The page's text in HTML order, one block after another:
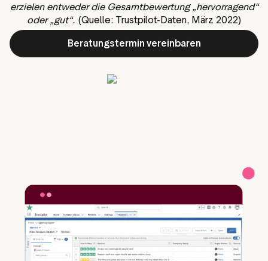
erzielen entweder die Gesamtbewertung „hervorragend“
oder „gut“. (Quelle: Trustpilot-Daten, März 2022)
Beratungstermin vereinbaren